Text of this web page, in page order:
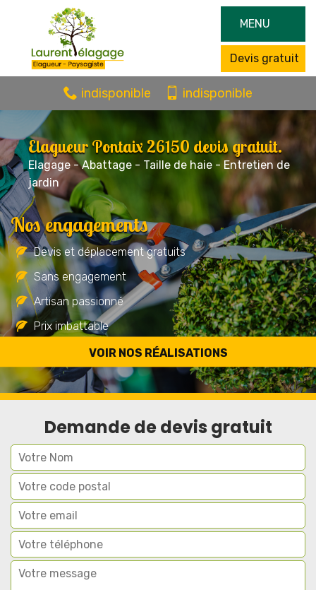
MENU
Devis gratuit
indisponible indisponible
Elagueur Pontaix 26150 devis gratuit.
Elagage - Abattage - Taille de haie - Entretien de
jardin
VOIR NOS RÉALISATIONS
Nos engagements
Devis et déplacement gratuits
Sans engagement
Artisan passionné
Prix imbattable
Travail de qualité
Demande de devis gratuit